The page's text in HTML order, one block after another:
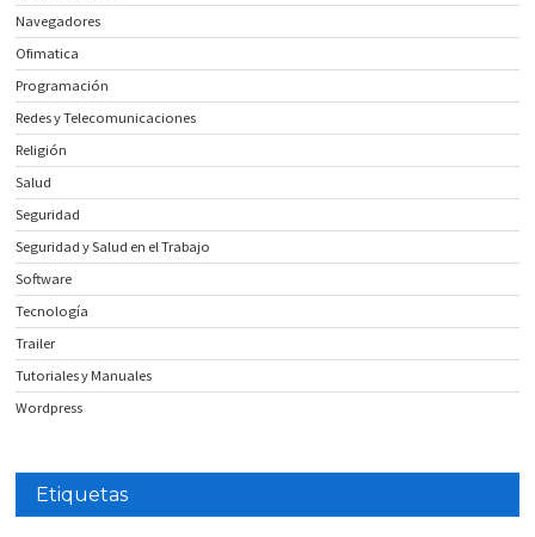
Navegadores
Ofimatica
Programación
Redes y Telecomunicaciones
Religión
Salud
Seguridad
Seguridad y Salud en el Trabajo
Software
Tecnología
Trailer
Tutoriales y Manuales
Wordpress
Etiquetas